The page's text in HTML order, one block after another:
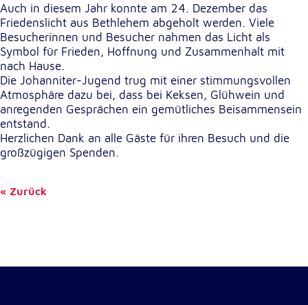
Auch in diesem Jahr konnte am 24. Dezember das
Friedenslicht aus Bethlehem abgeholt werden. Viele
Besucherinnen und Besucher nahmen das Licht als
Symbol für Frieden, Hoffnung und Zusammenhalt mit
nach Hause.
Die Johanniter-Jugend trug mit einer stimmungsvollen
Atmosphäre dazu bei, dass bei Keksen, Glühwein und
anregenden Gesprächen ein gemütliches Beisammensein
entstand.
Herzlichen Dank an alle Gäste für ihren Besuch und die
großzügigen Spenden.
Zurück